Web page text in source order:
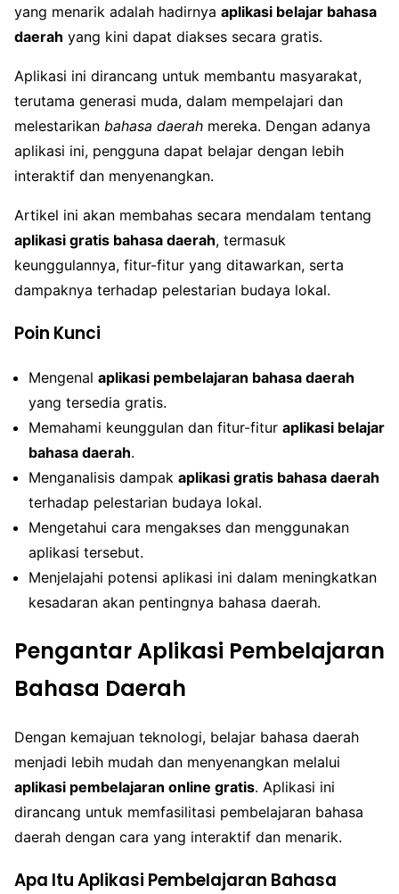
yang menarik adalah hadirnya aplikasi belajar bahasa
daerah yang kini dapat diakses secara gratis.
Aplikasi ini dirancang untuk membantu masyarakat,
terutama generasi muda, dalam mempelajari dan
melestarikan bahasa daerah mereka. Dengan adanya
aplikasi ini, pengguna dapat belajar dengan lebih
interaktif dan menyenangkan.
Artikel ini akan membahas secara mendalam tentang
aplikasi gratis bahasa daerah, termasuk
keunggulannya, fitur-fitur yang ditawarkan, serta
dampaknya terhadap pelestarian budaya lokal.
Poin Kunci
Mengenal aplikasi pembelajaran bahasa daerah
yang tersedia gratis.
Memahami keunggulan dan fitur-fitur aplikasi belajar
bahasa daerah.
Menganalisis dampak aplikasi gratis bahasa daerah
terhadap pelestarian budaya lokal.
Mengetahui cara mengakses dan menggunakan
aplikasi tersebut.
Menjelajahi potensi aplikasi ini dalam meningkatkan
kesadaran akan pentingnya bahasa daerah.
Pengantar Aplikasi Pembelajaran
Bahasa Daerah
Dengan kemajuan teknologi, belajar bahasa daerah
menjadi lebih mudah dan menyenangkan melalui
aplikasi pembelajaran online gratis. Aplikasi ini
dirancang untuk memfasilitasi pembelajaran bahasa
daerah dengan cara yang interaktif dan menarik.
Apa Itu Aplikasi Pembelajaran Bahasa